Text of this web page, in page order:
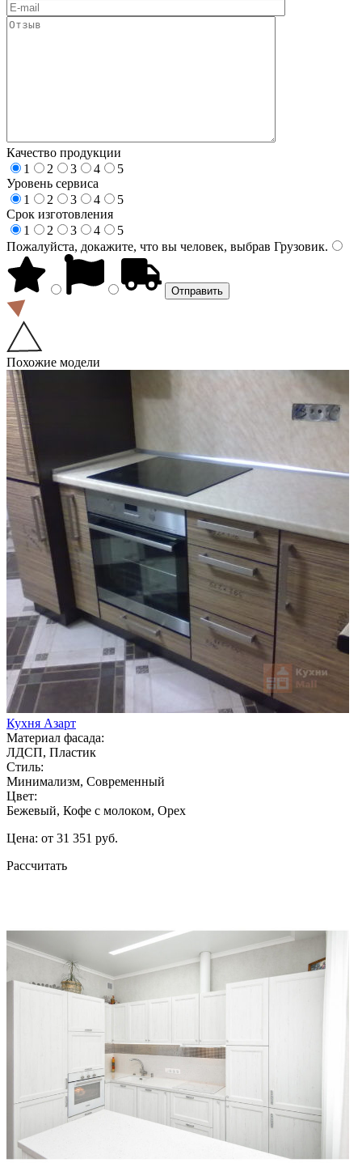
Качество продукции
1
2 3 4
5
Уровень сервиса
1
2 3 4
5
Срок изготовления
1
2 3 4
5
Пожалуйста, докажите, что вы человек, выбрав Грузовик.
Похожие модели
Кухня Азарт
Материал фасада:
ЛДСП, Пластик
Стиль:
Минимализм, Современный
Цвет:
Бежевый, Кофе с молоком, Орех
Цена: от 31 351 руб.
Рассчитать